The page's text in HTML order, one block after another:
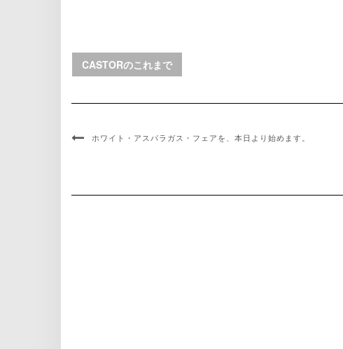
CASTORのこれまで
ホワイト・アスパラガス・フェアを、本日より始めます。